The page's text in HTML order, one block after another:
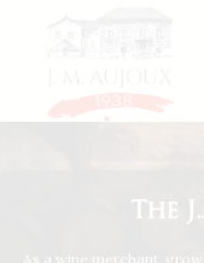
The
As a wine merchant,